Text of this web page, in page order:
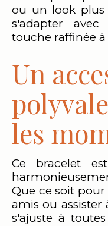
ou un look plus
s'adapter
touche raffinée
Un
les
Ce bracelet
Que ce soit
amis ou assister
s'ajuste à